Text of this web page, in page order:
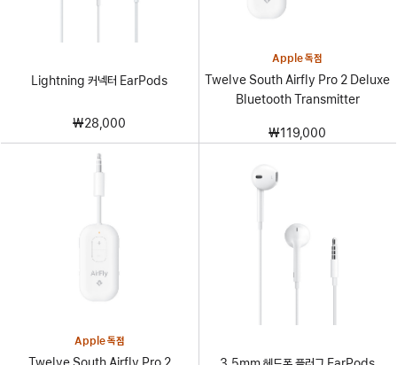
Lightning 커넥터 EarPods
₩28,000
Apple 독점
Twelve South Airfly Pro 2 Deluxe
Bluetooth Transmitter
₩119,000
Apple 독점